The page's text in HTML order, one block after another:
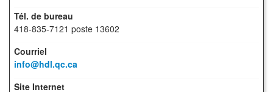
418-835-7121 poste 13602
info@hdl.qc.ca